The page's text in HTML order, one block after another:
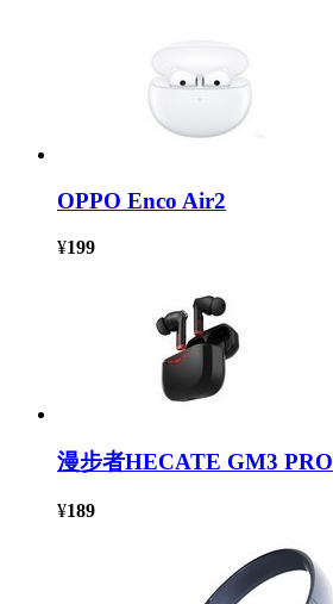
OPPO Enco Air2
¥199
漫步者HECATE GM3 PRO
¥189